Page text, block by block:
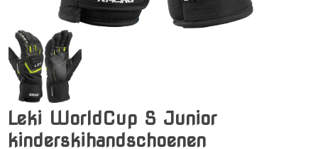
Leki WorldCup S Junior
kinderskihandschoenen